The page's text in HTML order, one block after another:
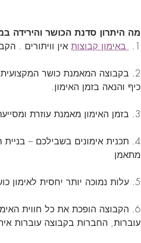
מה היתרון סדנת הכושר והירידה
1.
באימון קבוצות אין וויתורים .
2. בקבוצה המאמנת כושר
כיף והנאה בזמן האימון.
3. בזמן האימון מאמנת עוזרת ומסייעת בפיקוח  ומעקב לכל תרגיל שאתן עושות.
4. תכנית אימונים בשבילכם –
מתאמן
5. עלות נמוכה יותר יחסית לאימון כושר אישי.
6. הקבוצה הופכת את כל חווית
עוברות, החברות בקבוצה עוברות